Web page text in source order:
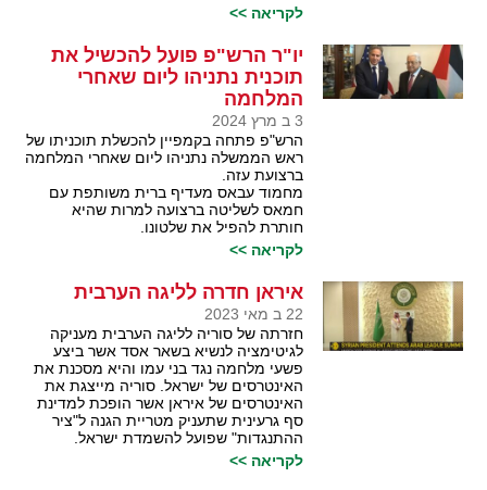
לקריאה >>
יו"ר הרש"פ פועל להכשיל את
תוכנית נתניהו ליום שאחרי
המלחמה
3 ב מרץ 2024
הרש"פ פתחה בקמפיין להכשלת תוכניתו של
ראש הממשלה נתניהו ליום שאחרי המלחמה
ברצועת עזה.
מחמוד עבאס מעדיף ברית משותפת עם
חמאס לשליטה ברצועה למרות שהיא
חותרת להפיל את שלטונו.
לקריאה >>
איראן חדרה לליגה הערבית
22 ב מאי 2023
חזרתה של סוריה לליגה הערבית מעניקה
לגיטימציה לנשיא בשאר אסד אשר ביצע
פשעי מלחמה נגד בני עמו והיא מסכנת את
האינטרסים של ישראל. סוריה מייצגת את
האינטרסים של איראן אשר הופכת למדינת
סף גרעינית שתעניק מטריית הגנה ל"ציר
ההתנגדות" שפועל להשמדת ישראל.
לקריאה >>